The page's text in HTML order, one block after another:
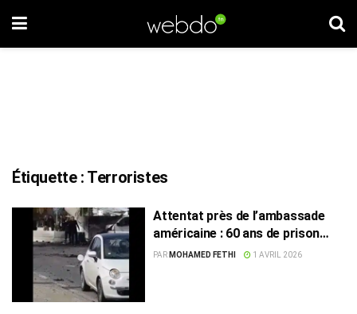
Étiquette : Terroristes
Attentat près de l’ambassade
américaine : 60 ans de prison
pour trois accusés
PAR MOHAMED FETHI 1 AVRIL 2026